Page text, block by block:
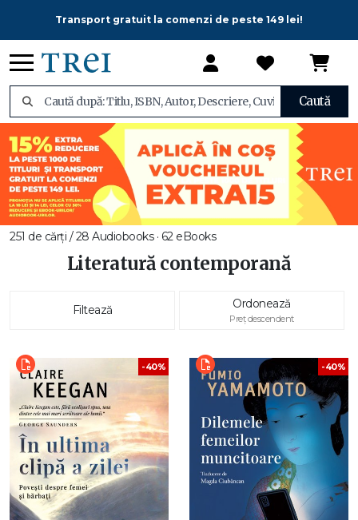
Transport gratuit la comenzi de peste 149 lei!
Caută
251 de cărți / 28 Audiobooks · 62 eBooks
Literatură contemporană
Filtează Ordonează
Preț descendent
-40% -40%